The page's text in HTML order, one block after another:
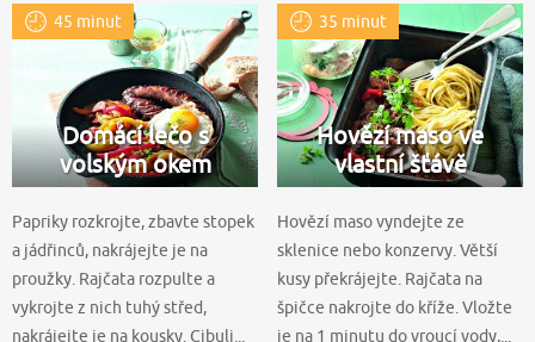
45 minut
Domácí lečo s
volským okem
Papriky rozkrojte, zbavte stopek
a jádřinců, nakrájejte je na
proužky. Rajčata rozpulte a
vykrojte z nich tuhý střed,
nakrájejte je na kousky. Cibuli...
35 minut
Hovězí maso ve
vlastní šťávě
Hovězí maso vyndejte ze
sklenice nebo konzervy. Větší
kusy překrájejte. Rajčata na
špičce nakrojte do kříže. Vložte
je na 1 minutu do vroucí vody,...